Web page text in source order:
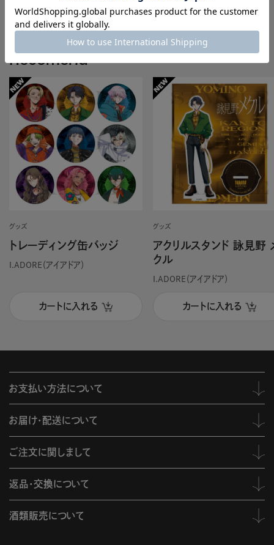
Recomend
グッズ
トレーディング缶バッジ
I.ADORE（アイアドア）
カートに入れる
グッズ
アクリルスタンド 詠見野
クル
I.ADORE（アイアドア）
カートに入れる
お支払い方法について
お届け・配送について
ご注文に関しまして
返品・交換について
酒類販売について